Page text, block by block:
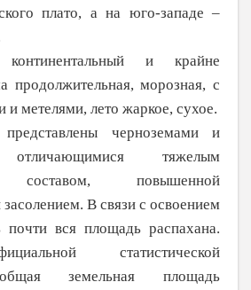
плато, а на юго-западе –
и крайне
продолжительная, морозная, с
и метелями, лето жаркое, сухое.
чернозе­мами и
отличающимися тяжелым
составом, повышен­ной
В связи с освоением
почти вся пло­щадь распахана.
ста­тистической
земельная площадь